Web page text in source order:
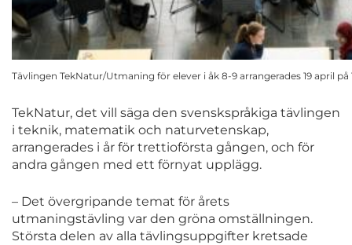
Tävlingen TekNatur/Utmaning för elever i åk 8-9 arrangerades 19 april
TekNatur, det vill säga den svenskspråkiga tävlingen
i teknik, matematik och naturvetenskap,
arrangerades i år för trettioförsta gången, och för
andra gången med ett förnyat upplägg.
– Det övergripande temat för årets
utmaningstävling var den gröna omställningen.
Största delen av alla tävlingsuppgifter kretsade